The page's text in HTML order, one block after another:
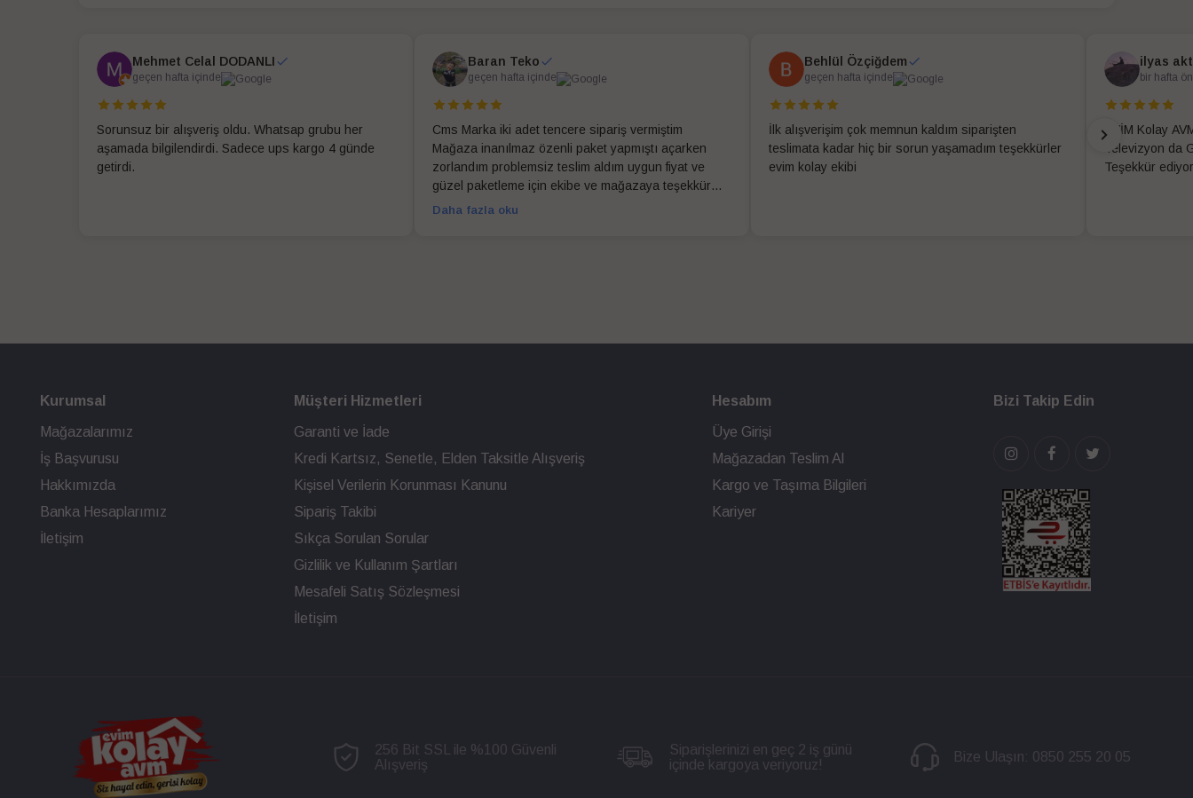
Mehmet Celal DODANLI
geçen hafta içinde
Sorunsuz bir alışveriş oldu. Whatsap grubu her
aşamada bilgilendirdi. Sadece ups kargo 4 günde
getirdi.
Baran Teko
geçen hafta içinde
Cms Marka iki adet tencere sipariş vermiştim
Mağaza inanılmaz özenli paket yapmıştı açarken
zorlandım problemsiz teslim aldım uygun fiyat ve
güzel paketleme için ekibe ve mağazaya teşekkür
ederim
Daha fazla oku
Behlül Özçiğdem
geçen hafta içinde
İlk alışverişim çok memnun kaldım siparişten
teslimata kadar hiç bir sorun yaşamadım teşekkürler
evim kolay ekibi
ilyas
bir hafta
EVİM Kolay
Televizyon da
Teşekkür
Kurumsal
Mağazalarımız
İş Başvurusu
Hakkımızda
Banka Hesaplarımız
İletişim
Müşteri Hizmetleri
Garanti ve İade
Kredi Kartsız, Senetle, Elden Taksitle Alışveriş
Kişisel Verilerin Korunması Kanunu
Sipariş Takibi
Sıkça Sorulan Sorular
Gizlilik ve Kullanım Şartları
Mesafeli Satış Sözleşmesi
İletişim
Hesabım
Üye Girişi
Mağazadan Teslim Al
Kargo ve Taşıma Bilgileri
Kariyer
Bizi Takip Edin
256 Bit SSL ile %100 Güvenli
Alışveriş
Siparişlerinizi en geç 2 iş günü
içinde kargoya veriyoruz!
Bize Ulaşın: 0850 255 20 05